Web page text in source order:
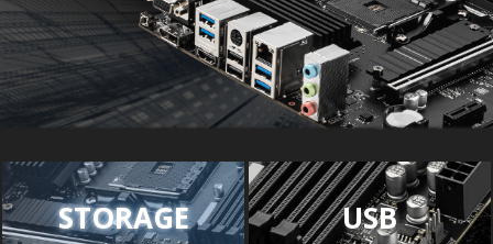
STORAGE USB